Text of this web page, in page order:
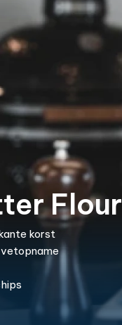
Flour
korst